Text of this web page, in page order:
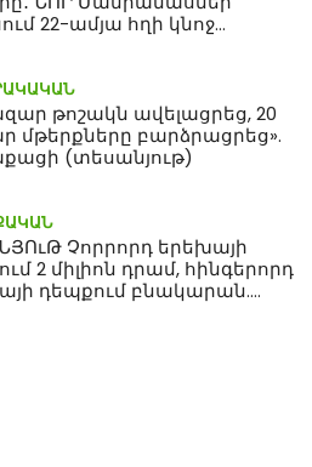
22-ամյա հղի կնոջ
թոշակն ավելացրեց, 20
մթերքները բարձրացրեց».
(տեսանյութ)
Չորրորդ երեխայի
2 միլիոն դրամ, հինգերորդ
դեպքում բնակարան.